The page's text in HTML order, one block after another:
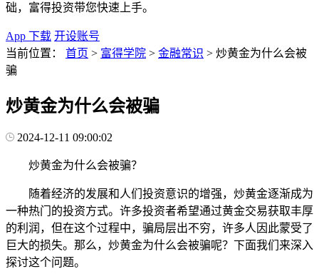
础，富得投资带您快速上手。
App 下载 开设账号
当前位置：
首页 > 富得学院 > 金融常识 > 炒黄金为什么会被
骗
炒黄金为什么会被骗
2024-12-11 09:00:02
炒黄金为什么会被骗？
随着经济的发展和人们投资意识的增强，炒黄金逐渐成为
一种热门的投资方式。许多投资者希望通过黄金交易获取丰厚
的利润，但在这个过程中，骗局层出不穷，许多人因此蒙受了
巨大的损失。那么，炒黄金为什么会被骗呢？下面我们来深入
探讨这个问题。